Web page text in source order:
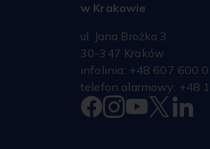
w Krakowie
ul. Jana Brożka 3
30-347 Kraków
infolinia: +48 607 600
telefon alarmowy: +48